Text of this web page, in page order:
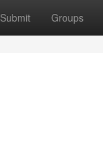
Submit Groups